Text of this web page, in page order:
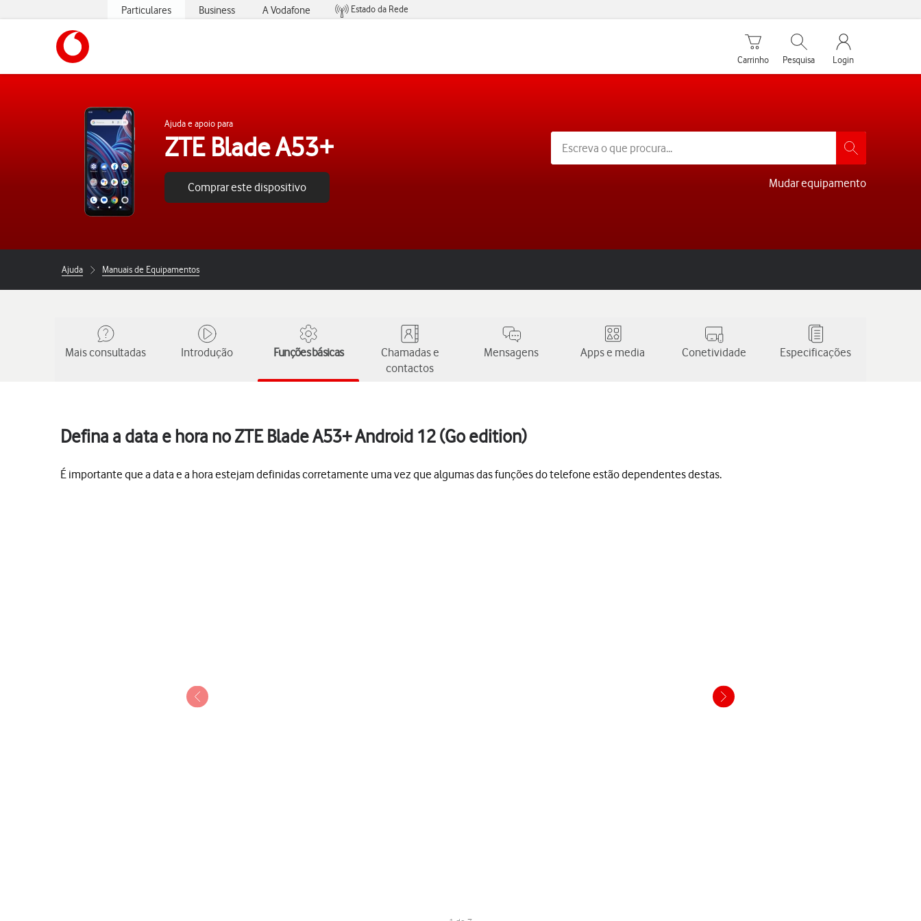
Particulares Business A Vodafone
Estado da Rede
Carrinho de compras
Carrinho
Pesquisar
Pesquisa
My Vodafone
Login
Ajuda e apoio para
ZTE Blade A53+
Comprar este dispositivo Mudar equipamento
Ajuda Manuais de Equipamentos
Mais consultadas Introdução Funções básicas
Chamadas e
contactos
Mensagens Apps e media Conetividade Especificações
Defina a data e hora no ZTE Blade A53+ Android 12 (Go edition)
É importante que a data e a hora estejam definidas corretamente uma vez que algumas das funções do telefone estão dependentes destas.